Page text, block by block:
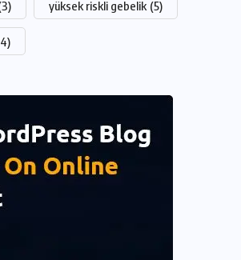
yüksek riskli gebelik (5)